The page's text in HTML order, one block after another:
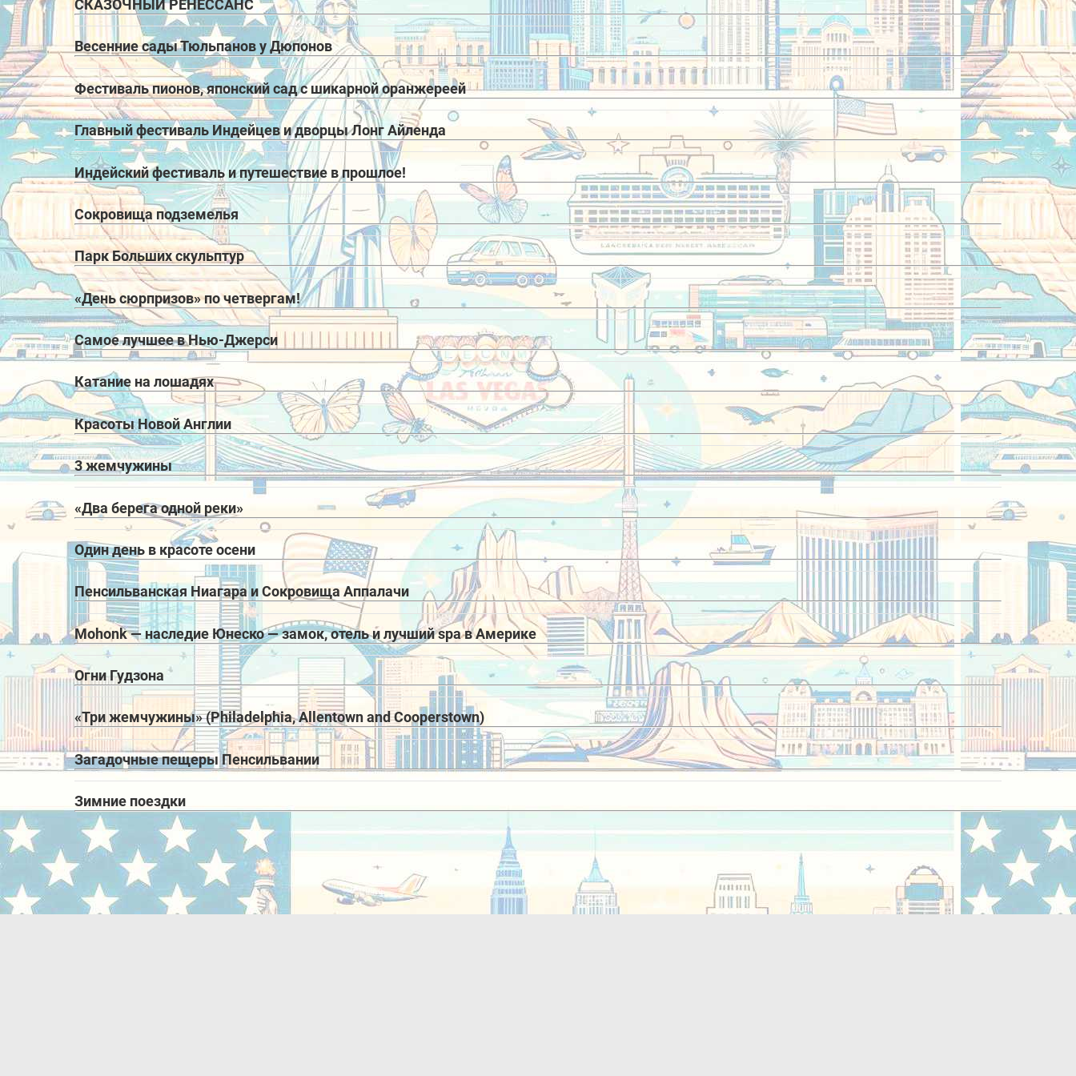
СКАЗОЧНЫЙ РЕНЕССАНС
Весенние сады Тюльпанов у Дюпонов
Фестиваль пионов, японский сад с шикарной оранжереей
Главный фестиваль Индейцев и дворцы Лонг Айленда
Индейский фестиваль и путешествие в прошлое!
Сокровища подземелья
Парк Больших скульптур
«День сюрпризов» по четвергам!
Самое лучшее в Нью-Джерси
Катание на лошадях
Красоты Новой Англии
3 жемчужины
«Два берега одной реки»
Один день в красоте осени
Пенсильванская Ниагара и Сокровища Аппалачи
Mohonk — наследие Юнеско — замок, отель и лучший spa в Америке
Огни Гудзона
«Три жемчужины» (Philadelphia, Allentown and Cooperstown)
Загадочные пещеры Пенсильвании
Зимние поездки